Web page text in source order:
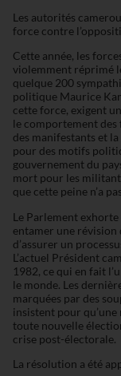
Les autorités
force contre
Cette année, les
violemment réprimé
quelque 200
politique Maurice
cette force, exigent
le comportement des
des manifestants et
pour des motifs
gouvernement du
mort pour les
que cette peine n’a
Le Parlement
entamer une révision
d’assurer un
L’actuel Président
1982, ce qui en fait
le monde. Les
marquées par des
insistent pour
toute nouvelle
crise post-électorale.
La résolution a été